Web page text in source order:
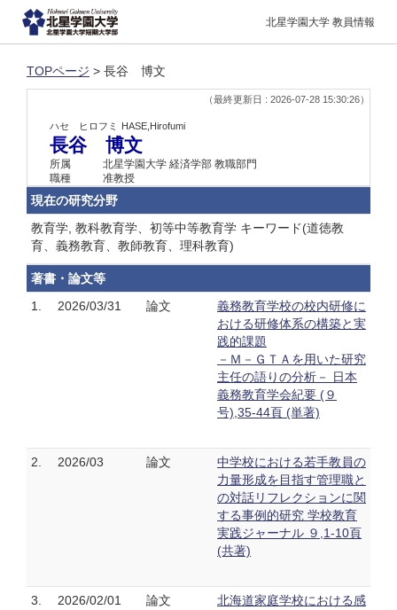
北星学園大学 教員情報
TOPページ > 長谷 博文
（最終更新日 : 2026-07-28 15:30:26）
ハセ ヒロフミ HASE,Hirofumi
長谷 博文
所属
北星学園大学 経済学部 教職部門
職種
准教授
現在の研究分野
教育学, 教科教育学、初等中等教育学 キーワード(道徳教
育、義務教育、教師教育、理科教育)
著書・論文等
1.
2026/03/31 論文
義務教育学校の校内研修に
おける研修体系の構築と実
践的課題
－Ｍ－ＧＴＡを用いた研究
主任の語りの分析－ 日本
義務教育学会紀要 (９
号),35-44頁 (単著)
2. 2026/03 論文
中学校における若手教員の
力量形成を目指す管理職と
の対話リフレクションに関
する事例的研究 学校教育
実践ジャーナル ９,1-10頁
(共著)
3. 2026/02/01 論文
北海道家庭学校における感